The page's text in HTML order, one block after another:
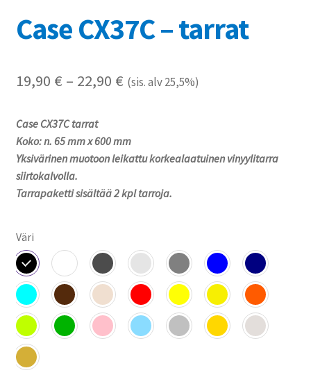
Kassa
Case CX37C – tarrat
19,90 € – 22,90 €Hintaluokka:
22,90 €
(sis. alv 25,5%)
Case CX37C tarrat
Koko: n. 65 mm x 600 mm
Yksivärinen muotoon leikattu korkealaatuinen vinyylitarra
siirtokalvolla.
Tarrapaketti sisältää 2 kpl tarroja.
Väri